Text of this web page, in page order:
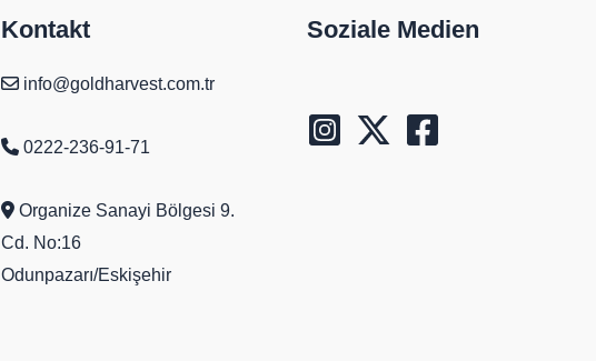
Kontakt
info@goldharvest.com.tr
0222-236-91-71
Organize Sanayi Bölgesi 9.
Cd. No:16
Odunpazarı/Eskişehir
Soziale Medien